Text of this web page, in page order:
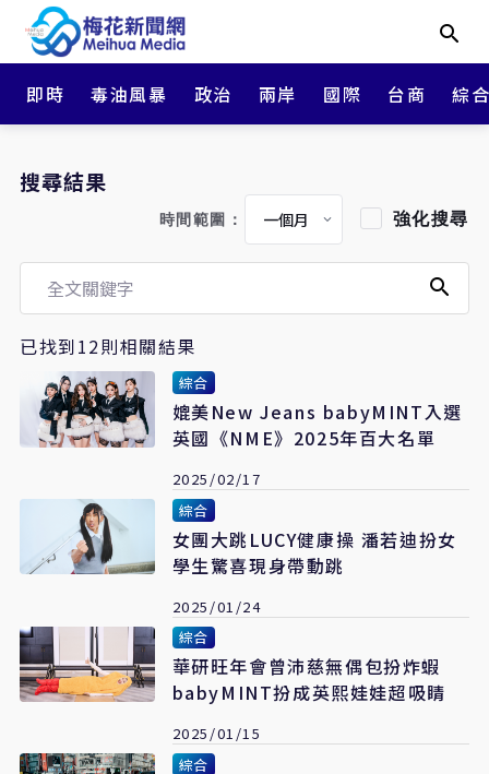
即時 毒油風暴 政治 兩岸 國際 台商 綜
搜尋結果
時間範圍： 強化搜尋
已找到12則相關結果
綜合
媲美New Jeans babyMINT入選
英國《NME》2025年百大名單
2025/02/17
綜合
女團大跳LUCY健康操 潘若迪扮女
學生驚喜現身帶動跳
2025/01/24
綜合
華研旺年會曾沛慈無偶包扮炸蝦
babyMINT扮成英熙娃娃超吸睛
2025/01/15
綜合